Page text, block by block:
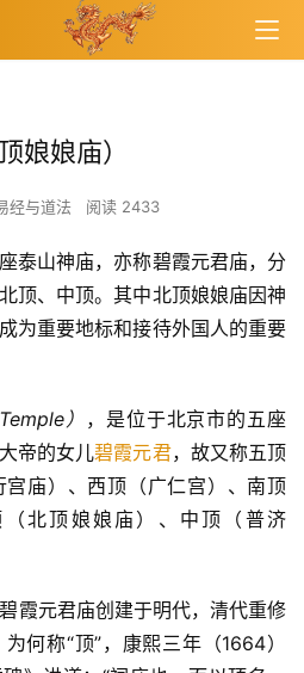
娘娘庙）
经与道法 阅读 2433
泰山神庙，亦称碧霞元君庙，分
顶、中顶。其中北顶娘娘庙因神
为重要地标和接待外国人的重要
） ，是位于北京市的五座
帝的女儿碧霞元君，故又称五顶
庙）、西顶（广仁宫）、南顶
（北顶娘娘庙）、中顶（普济
霞元君庙创建于明代，清代重修
何称“顶”，康熙三年（1664）